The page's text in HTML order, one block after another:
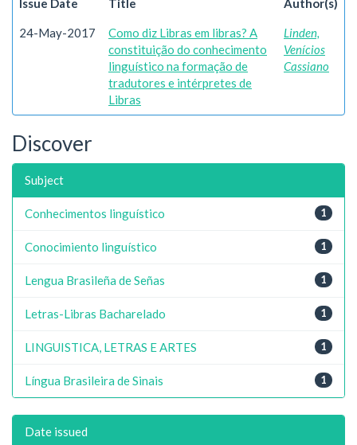
Issue Date Title Author(s)
24-May-2017
Como diz Libras em libras? A
constituição do conhecimento
linguístico na formação de
tradutores e intérpretes de
Libras
Linden,
Venícios
Cassiano
Discover
Subject
1
Conhecimentos linguístico
1
Conocimiento linguístico
1
Lengua Brasileña de Señas
1
Letras-Libras Bacharelado
1
LINGUISTICA, LETRAS E ARTES
1
Língua Brasileira de Sinais
Date issued